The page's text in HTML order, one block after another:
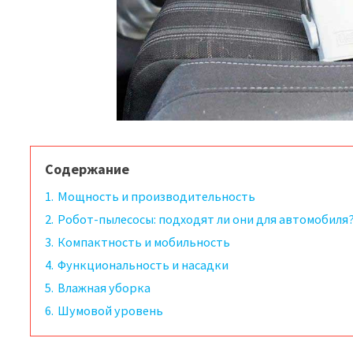
Содержание
1. Мощность и производительность
2. Робот-пылесосы: подходят ли они для
3. Компактность и мобильность
4. Функциональность и насадки
5. Влажная уборка
6. Шумовой уровень